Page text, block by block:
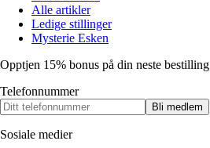
Alle artikler
Ledige stillinger
Mysterie Esken
Opptjen 15% bonus på din neste bestilling
Telefonnummer
Bli medlem
Sosiale medier